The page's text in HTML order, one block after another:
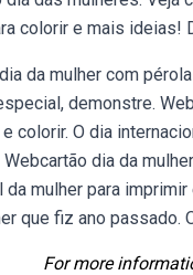
colorir e mais
da mulher com
demonstre.
colorir. O dia
dia da
mulher para
que fiz ano passado.
For more